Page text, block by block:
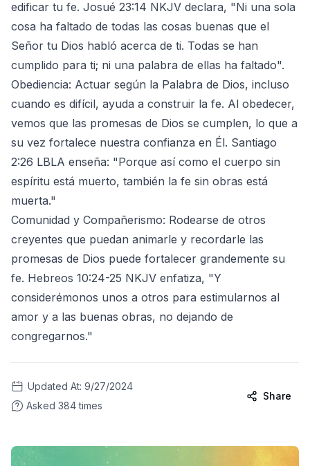
edificar tu fe. Josué 23:14 NKJV declara, "Ni una sola
cosa ha faltado de todas las cosas buenas que el
Señor tu Dios habló acerca de ti. Todas se han
cumplido para ti; ni una palabra de ellas ha faltado".
Obediencia: Actuar según la Palabra de Dios, incluso
cuando es difícil, ayuda a construir la fe. Al obedecer,
vemos que las promesas de Dios se cumplen, lo que a
su vez fortalece nuestra confianza en Él. Santiago
2:26 LBLA enseña: "Porque así como el cuerpo sin
espíritu está muerto, también la fe sin obras está
muerta."
Comunidad y Compañerismo: Rodearse de otros
creyentes que puedan animarle y recordarle las
promesas de Dios puede fortalecer grandemente su
fe. Hebreos 10:24-25 NKJV enfatiza, "Y
considerémonos unos a otros para estimularnos al
amor y a las buenas obras, no dejando de
congregarnos."
Updated At: 9/27/2024
Asked 384 times
Share